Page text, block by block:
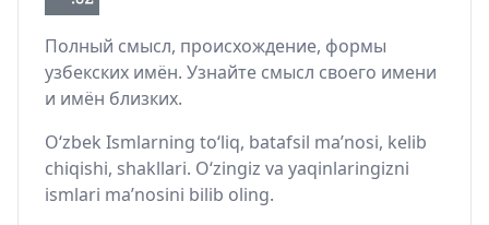
Полный смысл, происхождение, формы
узбекских имён. Узнайте смысл своего имени
и имён близких.
O‘zbek Ismlarning to‘liq, batafsil ma’nosi, kelib
chiqishi, shakllari. O‘zingiz va yaqinlaringizni
ismlari ma’nosini bilib oling.